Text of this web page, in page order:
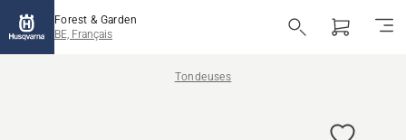
Forest & Garden
BE, Français
Tondeuses